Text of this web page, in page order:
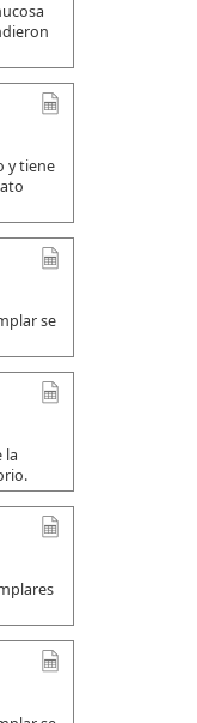
y tiene
se
la